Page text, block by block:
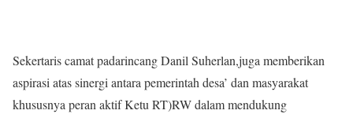
Sekertaris camat padarincang Danil Suherlan,juga memberikan
aspirasi atas sinergi antara pemerintah desa’ dan masyarakat
khususnya peran aktif Ketu RT)RW dalam mendukung